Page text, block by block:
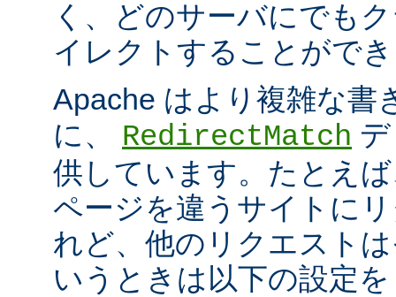
く、どのサーバにでも
イレクトすることがで
Apache はより複雑な書
に、 RedirectMatch
供しています。たとえ
ページを違うサイトに
れど、他のリクエスト
いうときは以下の設定